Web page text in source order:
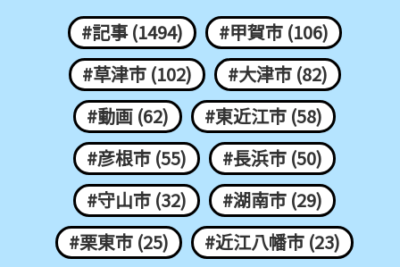
#記事 (1494)
#甲賀市 (106)
#草津市 (102)
#大津市 (82)
#動画 (62)
#東近江市 (58)
#彦根市 (55)
#長浜市 (50)
#守山市 (32)
#湖南市 (29)
#栗東市 (25)
#近江八幡市 (23)